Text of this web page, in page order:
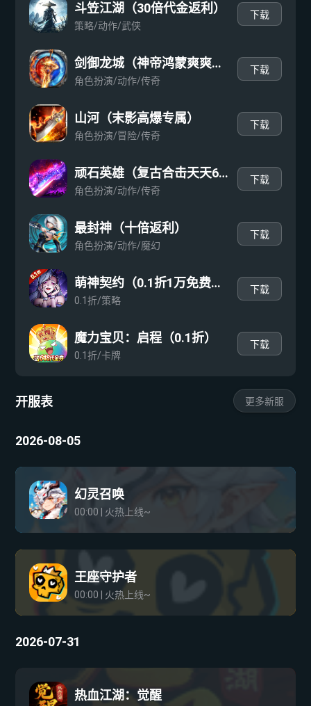
斗笠江湖（30倍代金返利）
策略/动作/武侠
下载
剑御龙城（神帝鸿蒙爽爽爆）
角色扮演/动作/传奇
下载
山河（末影高爆专属）
角色扮演/冒险/传奇
下载
顽石英雄（复古合击天天648）
角色扮演/动作/传奇
下载
最封神（十倍返利）
角色扮演/动作/魔幻
下载
萌神契约（0.1折1万免费版）
0.1折/策略
下载
魔力宝贝：启程（0.1折）
0.1折/卡牌
下载
开服表 更多新服
2026-08-05
幻灵召唤
00:00 | 火热上线~
王座守护者
00:00 | 火热上线~
2026-07-31
热血江湖：觉醒